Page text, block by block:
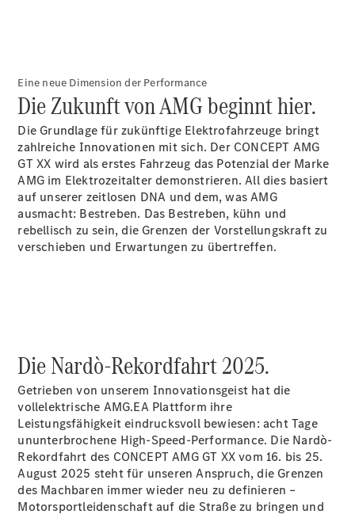
Limousine
Elektrisch
EQE
Limousine
Elektrisch
EQS
Limousine
Elektrisch
E-Klasse
Limousine
S-Klasse
S-Klasse
Limousine
Mercedes-
SUV
Alle SUVs
Eine neue Dimension der Performance
Die Zukunft von AMG beginnt hier.
Die Grundlage für zukünftige Elektrofahrzeuge bringt
zahlreiche Innovationen mit sich. Der CONCEPT AMG
GT XX wird als erstes Fahrzeug das Potenzial der Marke
AMG im Elektrozeitalter demonstrieren. All dies basiert
auf unserer zeitlosen DNA und dem, was AMG
ausmacht: Bestreben. Das Bestreben, kühn und
rebellisch zu sein, die Grenzen der Vorstellungskraft zu
verschieben und Erwartungen zu übertreffen.
Die Nardò-Rekordfahrt 2025.
Getrieben von unserem Innovationsgeist hat die
vollelektrische AMG.EA Plattform ihre
Leistungsfähigkeit eindrucksvoll bewiesen: acht Tage
ununterbrochene High-Speed-Performance. Die Nardò-
Rekordfahrt des CONCEPT AMG GT XX vom 16. bis 25.
August 2025 steht für unseren Anspruch, die Grenzen
des Machbaren immer wieder neu zu definieren –
Motorsportleidenschaft auf die Straße zu bringen und